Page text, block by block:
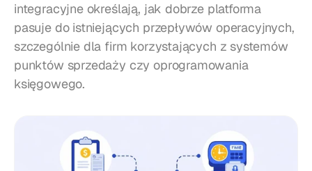
integracyjne określają, jak dobrze platforma
pasuje do istniejących przepływów operacyjnych,
szczególnie dla firm korzystających z systemów
punktów sprzedaży czy oprogramowania
księgowego.